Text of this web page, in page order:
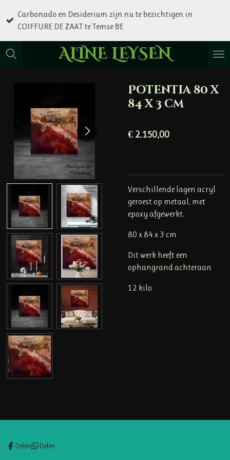
direct
de
hoofdinhoud
ALINE LEYSEN
Carbonado en Desiderium zijn nu te bezichtigen in
COIFFURE DE ZAAT te Temse BE
Potentia 80 x
84 x 3 cm
€ 2.150,00
Verschillende lagen acryl
geroest op metaal, met
epoxy afgewerkt.
80 x 84 x 3 cm
Dit werk heeft een
ophangrand achteraan
12 kilo
Delen Delen